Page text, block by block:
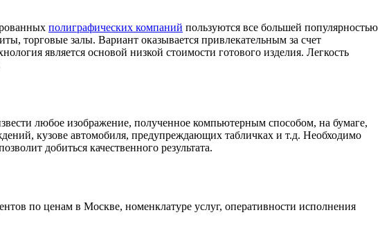
полиграфических компаний пользуются все большей популярностью
торговые залы. Вариант оказывается привлекательным за счет
является основой низкой стоимости готового изделия. Легкость
любое изображение, полученное компьютерным способом, на бумаге,
кузове автомобиля, предупреждающих табличках и т.д. Необходимо
добиться качественного результата.
по ценам в Москве, номенклатуре услуг, оперативности исполнения